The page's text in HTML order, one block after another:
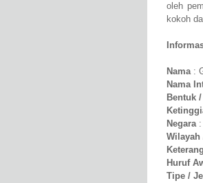
oleh
kokoh
Nama:
Nama
Bentuk
Negara:
Wilayah
Huruf
Tipe /